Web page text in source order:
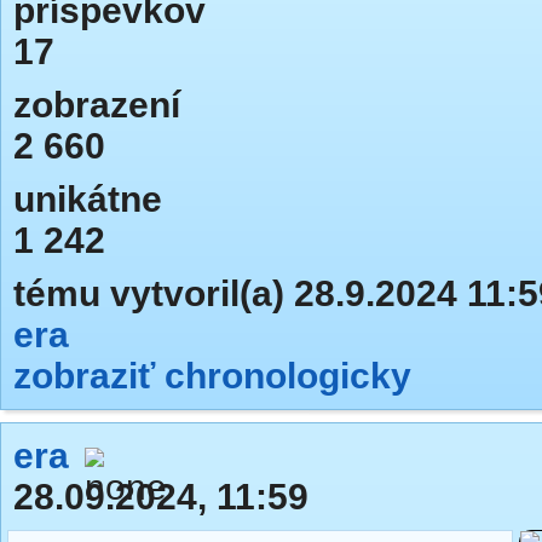
príspevkov
17
zobrazení
2 660
unikátne
1 242
tému vytvoril(a) 28.9.2024
era
zobraziť chronologicky
era
28.09.2024, 11:59